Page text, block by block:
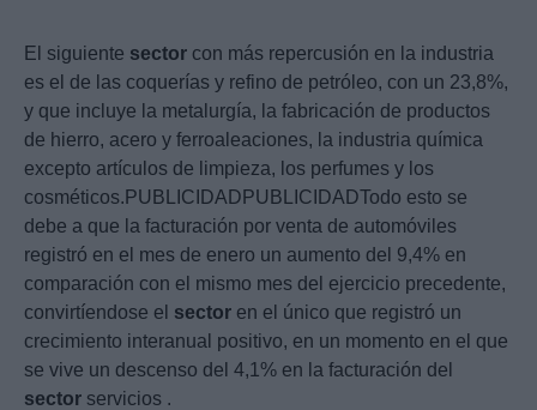
El siguiente sector con más repercusión en la industria
es el de las coquerías y refino de petróleo, con un 23,8%,
y que incluye la metalurgía, la fabricación de productos
de hierro, acero y ferroaleaciones, la industria química
excepto artículos de limpieza, los perfumes y los
cosméticos.PUBLICIDADPUBLICIDADTodo esto se
debe a que la facturación por venta de automóviles
registró en el mes de enero un aumento del 9,4% en
comparación con el mismo mes del ejercicio precedente,
convirtíendose el sector en el único que registró un
crecimiento interanual positivo, en un momento en el que
se vive un descenso del 4,1% en la facturación del
sector servicios .